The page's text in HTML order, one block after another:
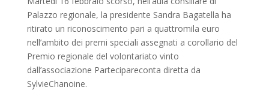
Palazzo regionale, la presidente Sandra Bagatella ha
ritirato un riconoscimento pari a quattromila euro
nell’ambito dei premi speciali assegnati a corollario del
Premio regionale del volontariato vinto
dall’associazione Partecipareconta diretta da
SylvieChanoine.